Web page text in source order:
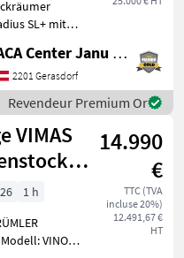
und
mm, inkl. Ventilblock
ACA Center Janu GmbH
2201 Gerasdorf
Revendeur Premium Or
VIMAS
14.990
€
TTC (TVA
incluse 20%)
12.491,67 €
HT
1 h
VINO -